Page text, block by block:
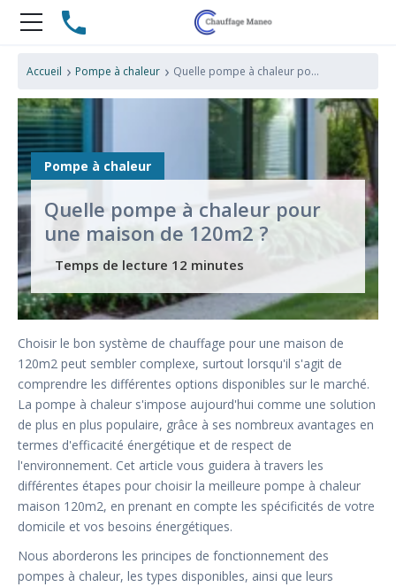
Pompe à chaleur
Quelle pompe à chaleur pour
une maison de 120m2 ?
Accueil › Pompe à chaleur › Quelle pompe à chaleur pour une maison de 120m2 ?
Choisir le bon système de chauffage pour une maison de
120m2 peut sembler complexe, surtout lorsqu'il s'agit de
comprendre les différentes options disponibles sur le marché.
La pompe à chaleur s'impose aujourd'hui comme une solution
de plus en plus populaire, grâce à ses nombreux avantages en
termes d'efficacité énergétique et de respect de
l'environnement. Cet article vous guidera à travers les
différentes étapes pour choisir la meilleure pompe à chaleur
maison 120m2, en prenant en compte les spécificités de votre
domicile et vos besoins énergétiques.
Nous aborderons les principes de fonctionnement des
pompes à chaleur, les types disponibles, ainsi que leurs